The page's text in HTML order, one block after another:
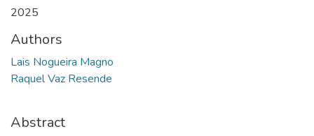
2025
Authors
Lais Nogueira Magno
Raquel Vaz Resende
Abstract